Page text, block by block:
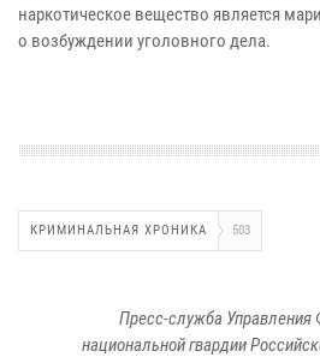
наркотическое вещество является
о возбуждении уголовного дела.
КРИМИНАЛЬНАЯ ХРОНИКА 503
Пресс-служба
национальной гвардии